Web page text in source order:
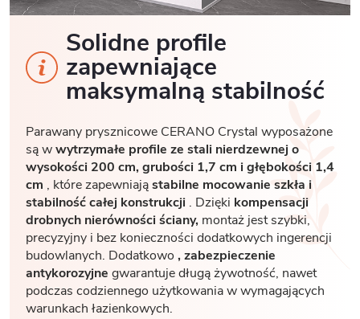
Solidne profile
zapewniające
maksymalną stabilność
Parawany prysznicowe CERANO Crystal wyposażone
są wwytrzymałe profile ze stali nierdzewnej o
wysokości 200 cm, grubości 1,7 cm i głębokości 1,4
cm , które zapewniająstabilne mocowanie szkła i
stabilność całej konstrukcji . Dzięki kompensacji
drobnych nierówności ściany, montaż jest szybki,
precyzyjny i bez konieczności dodatkowych ingerencji
budowlanych. Dodatkowo , zabezpieczenie
antykorozyjne gwarantuje długą żywotność, nawet
podczas codziennego użytkowania w wymagających
warunkach łazienkowych.